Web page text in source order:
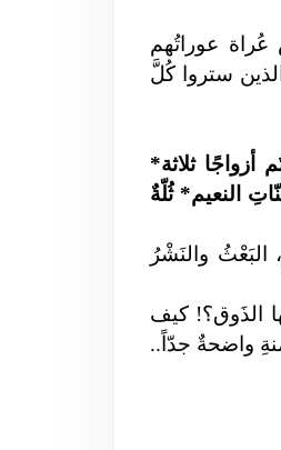
عوراتُهم
ستروا كُلَّ
ثلاثة*
النعيم* ثُلّةٌ
البَعْثُ والنَشْرُ
الذَوق؟! كيف
واضحةٌ جدّاً..